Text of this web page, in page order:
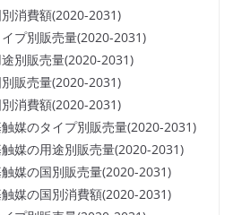
消費額(2020-2031)
プ別販売量(2020-2031)
別販売量(2020-2031)
販売量(2020-2031)
消費額(2020-2031)
媒のタイプ別販売量(2020-2031)
媒の用途別販売量(2020-2031)
媒の国別販売量(2020-2031)
媒の国別消費額(2020-2031)